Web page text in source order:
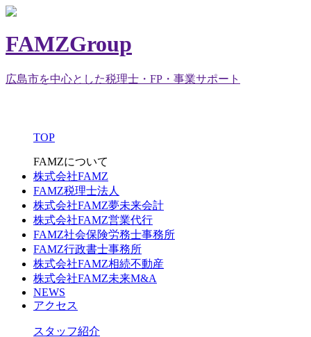
FAMZGroup
広島市を中心とした税理士・FP・事業サポート
TOP
FAMZについて
株式会社FAMZ
FAMZ税理士法人
株式会社FAMZ夢未来会計
株式会社FAMZ営業代行
FAMZ社会保険労務士事務所
FAMZ行政書士事務所
株式会社FAMZ相続不動産
株式会社FAMZ未来M&A
NEWS
アクセス
スタッフ紹介